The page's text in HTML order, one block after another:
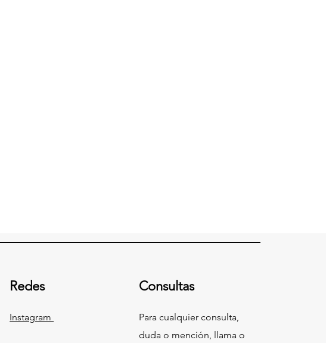
Redes
Instagram
Consultas
Para cualquier consulta,
duda o mención, llama o